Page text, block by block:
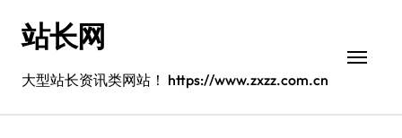
站长网
大型站长资讯类网站！ https://www.zxzz.com.cn